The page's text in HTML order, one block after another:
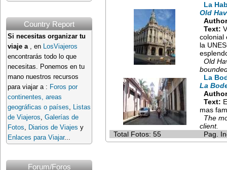
Country Report
Si necesitas organizar tu
viaje a , en LosViajeros
encontrarás todo lo que
necesitas. Ponemos en tu
mano nuestros recursos
para viajar a : Foros por
continentes, areas
geográficas o países, Listas
de Viajeros, Galerías de
Fotos, Diarios de Viajes y
Enlaces para Viajar...
Forum/Foros
La
Old
Text:
colonial
la
Old
La
La
Text:
mas
The
client.
Total Fotos: 55
Pag.